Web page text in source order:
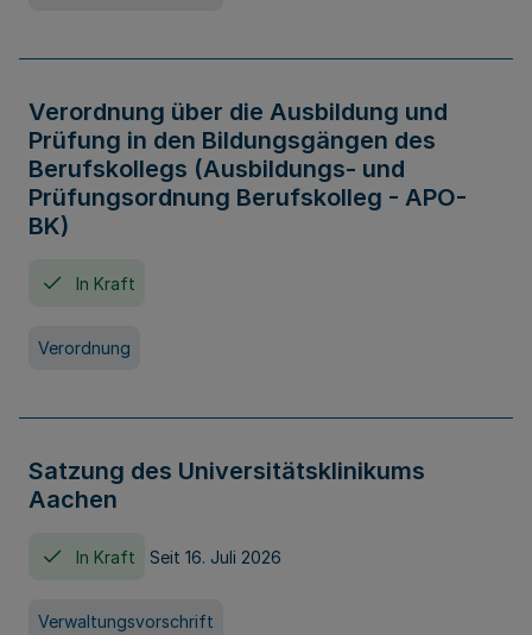
Verordnung über die Ausbildung und
Prüfung in den Bildungsgängen des
Berufskollegs (Ausbildungs- und
Prüfungsordnung Berufskolleg - APO-
BK)
In Kraft
Verordnung
Satzung des Universitätsklinikums
Aachen
In Kraft Seit 16. Juli 2026
Verwaltungsvorschrift